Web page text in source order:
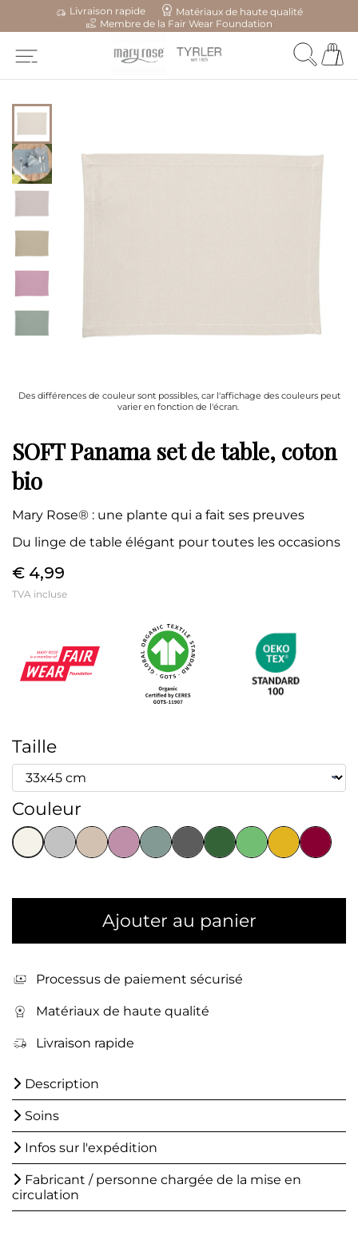
Livraison rapide
Matériaux de haute qualité
Membre de la Fair Wear Foundation
Des différences de couleur sont possibles, car l'affichage des couleurs peut
varier en fonction de l'écran.
SOFT Panama set de table, coton
bio
Mary Rose® : une plante qui a fait ses preuves
Du linge de table élégant pour toutes les occasions
€ 4,99
TVA incluse
Taille
Couleur
Ajouter au panier
Processus de paiement sécurisé
Matériaux de haute qualité
Livraison rapide
Description
Soins
Infos sur l'expédition
Fabricant / personne chargée de la mise en
circulation